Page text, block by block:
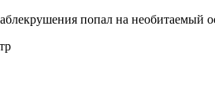
попал на необитаемый